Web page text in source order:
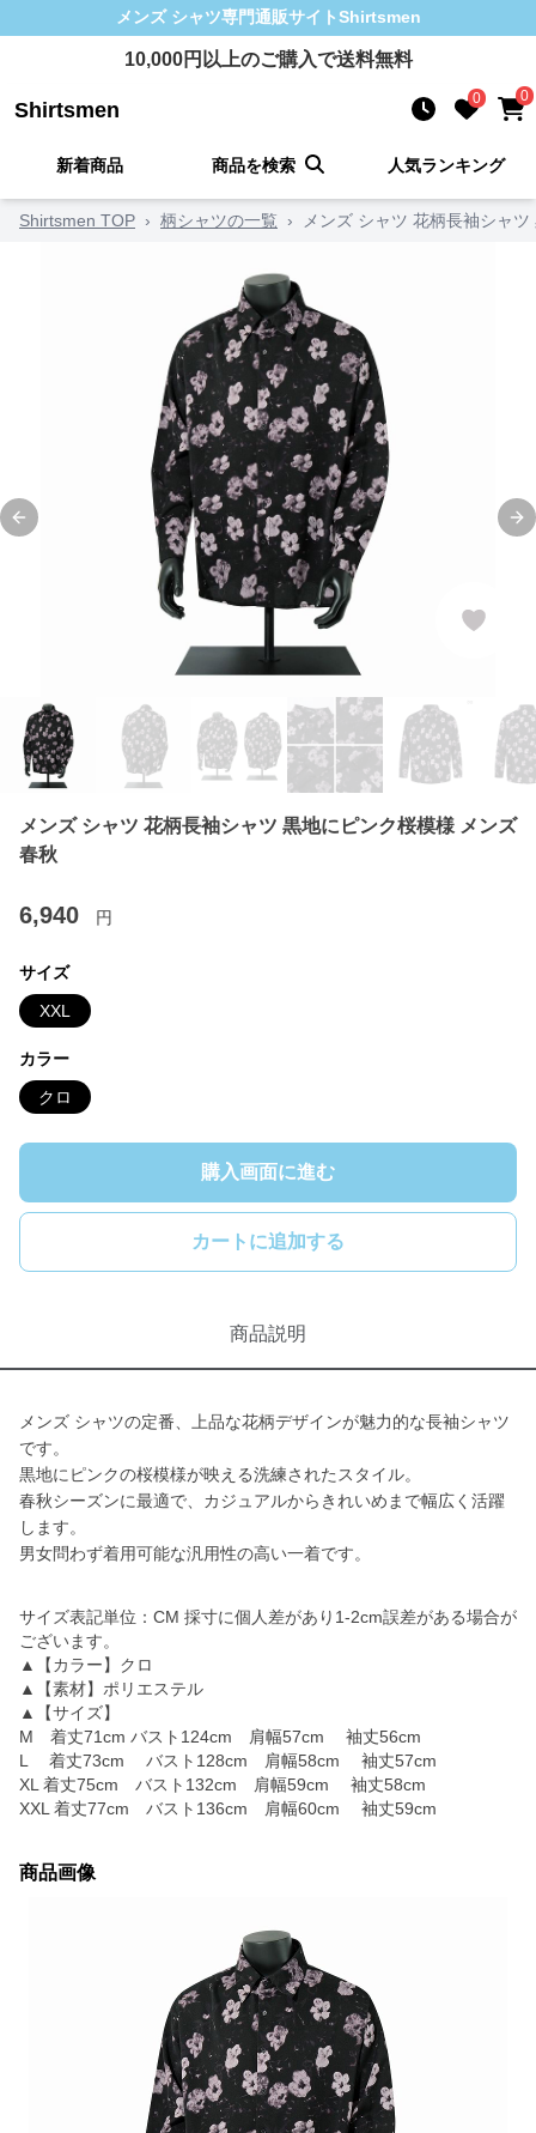
メンズ シャツ専門通販サイトShirtsmen
10,000円以上のご購入で送料無料
Shirtsmen 0 0
新着商品 商品を検索 人気ランキング
Shirtsmen TOP › 柄シャツの一覧 › メンズ シャツ 花柄長袖シャ
Previous slide
メンズ シャツ 花柄長袖シャツ 黒地にピンク桜模様 メンズ
春秋
6,940 円
サイズ
XXL
カラー
クロ
購入画面に進む
カートに追加する
商品説明
メンズ シャツの定番、上品な花柄デザインが魅力的な長袖シャツ
です。
黒地にピンクの桜模様が映える洗練されたスタイル。
春秋シーズンに最適で、カジュアルからきれいめまで幅広く活躍
します。
男女問わず着用可能な汎用性の高い一着です。
サイズ表記単位：CM 採寸に個人差があり1-2cm誤差がある場合が
ございます。
▲【カラー】クロ
▲【素材】ポリエステル
▲【サイズ】
M 着丈71cm バスト124cm 肩幅57cm 袖丈56cm
L 着丈73cm バスト128cm 肩幅58cm 袖丈57cm
XL 着丈75cm バスト132cm 肩幅59cm 袖丈58cm
XXL 着丈77cm バスト136cm 肩幅60cm 袖丈59cm
商品画像